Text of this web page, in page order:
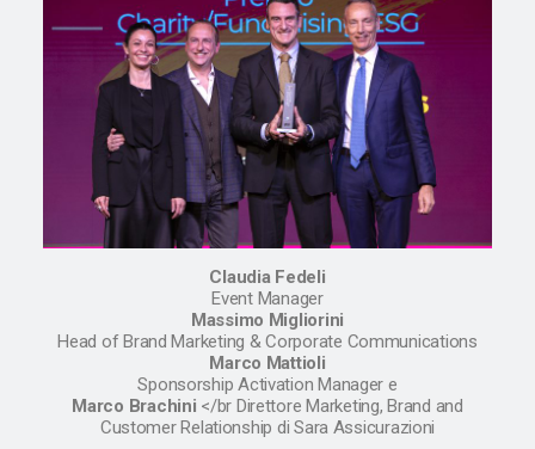
Claudia Fedeli
Event Manager
Massimo Migliorini
Head of Brand Marketing & Corporate Communications
Marco Mattioli
Sponsorship Activation Manager e
Marco Brachini </br Direttore Marketing, Brand and
Customer Relationship di Sara Assicurazioni